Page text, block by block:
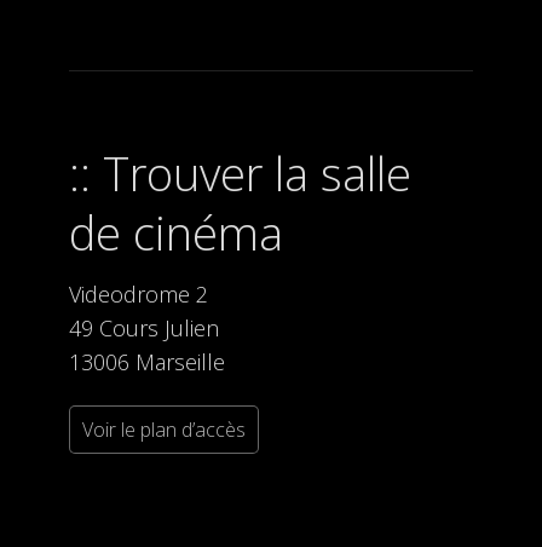
Trouver la salle
de cinéma
Videodrome 2
49 Cours Julien
13006 Marseille
Voir le plan d’accès